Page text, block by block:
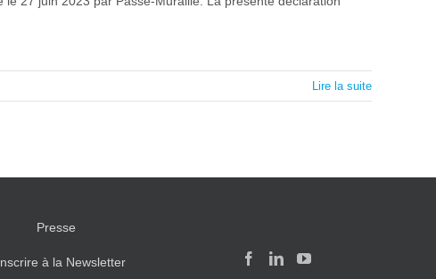
Lire la suite
Presse
à la Newsletter